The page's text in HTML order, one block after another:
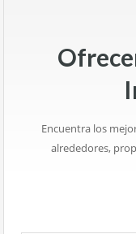
Encuentra los
alrededores,